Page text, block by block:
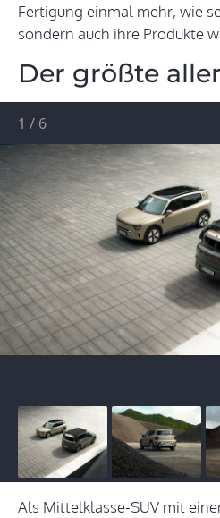
Fertigung einmal mehr, wie
sondern auch ihre Produkte
Der größte
1 / 6
Als Mittelklasse-SUV mit